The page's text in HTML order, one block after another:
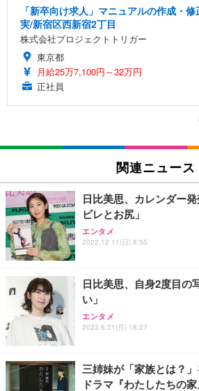
「新卒向け求人」マニュアルの作成・
実/新宿区西新宿2丁目
株式会社プロジェクトトリガー
東京都
月給25万7,100円～32万円
正社員
関連ニュース
日比美思、カレンダー
ビレとお尻」
エンタメ
2022.12.11(日) 8:55
日比美思、自身2度目の
い」
エンタメ
2023.8.21(月) 18:27
三姉妹が「家族とは？
ドラマ『わたしたちの